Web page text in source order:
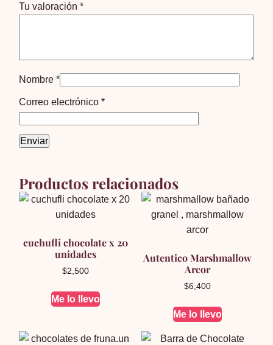
Tu valoración*
Nombre*
Correo electrónico*
Productos relacionados
cuchufli chocolate x 20
unidades
$2,500
Me lo llevo
Autentico Marshmallow
Arcor
$6,400
Me lo llevo